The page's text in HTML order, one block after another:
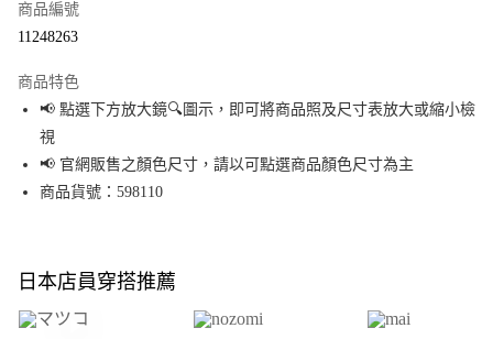
Apple Pay
街口支付
悠遊付
全盈+PAY
大哥付你分期
商品編號
11248263
商品特色
📢 點選下方放大鏡🔍圖示，即可將商品照及尺寸表放大或縮小檢
視
📢 官網販售之顏色尺寸，請以可點選商品顏色尺寸為主
商品貨號：598110
日本店員穿搭推薦